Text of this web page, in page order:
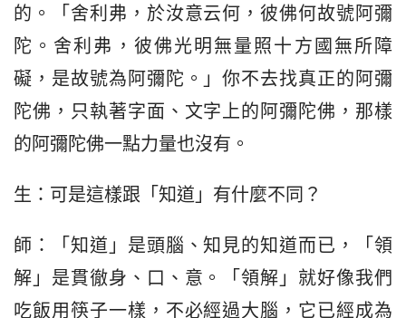
的。「舍利弗，於汝意云何，彼佛何故號阿彌
陀。舍利弗，彼佛光明無量照十方國無所障
礙，是故號為阿彌陀。」你不去找真正的阿彌
陀佛，只執著字面、文字上的阿彌陀佛，那樣
的阿彌陀佛一點力量也沒有。
生：可是這樣跟「知道」有什麼不同？
師：「知道」是頭腦、知見的知道而已，「領
解」是貫徹身、口、意。「領解」就好像我們
吃飯用筷子一樣，不必經過大腦，它已經成為